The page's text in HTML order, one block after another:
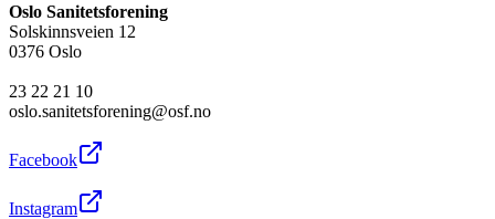
Oslo Sanitetsforening
Solskinnsveien 12
0376 Oslo
23 22 21 10
oslo.sanitetsforening@osf.no
Facebook
Instagram